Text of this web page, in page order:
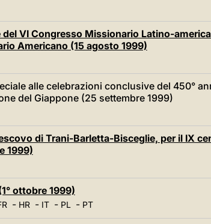
VI Congresso Missionario Latino-
Americano (15 agosto 1999)
alle celebrazioni conclusive del 450°
del Giappone (25 settembre 1999)
di Trani-Barletta-Bisceglie, per il IX
1999)
ottobre 1999)
- HR- IT- PL- PT